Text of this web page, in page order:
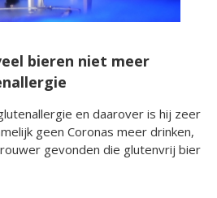
bieren niet meer
en daarover is hij zeer
geen Coronas meer drinken,
gevonden die glutenvrij bier